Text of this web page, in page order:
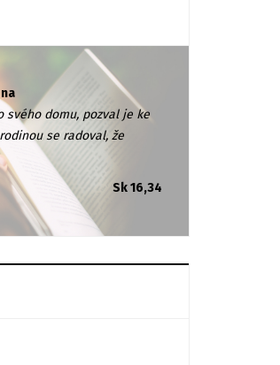
svého domu, pozval je ke
se radoval, že
Sk 16,34